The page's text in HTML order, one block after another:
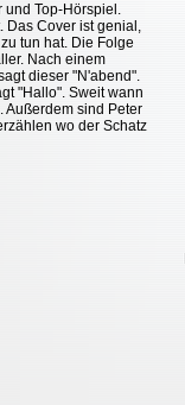
und Top-Hörspiel.
Das Cover ist genial,
tun hat. Die Folge
Nach einem
dieser "N'abend".
"Hallo". Sweit wann
Außerdem sind Peter
wo der Schatz